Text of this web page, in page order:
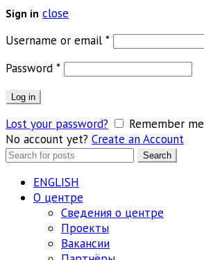
Sign in close
Username or email *Обязательно
Password *Обязательно
Log in
Lost your password?
Remember me
No account yet? Create an Account
Search
Search
ENGLISH
О центре
Сведения о центре
Проекты
Вакансии